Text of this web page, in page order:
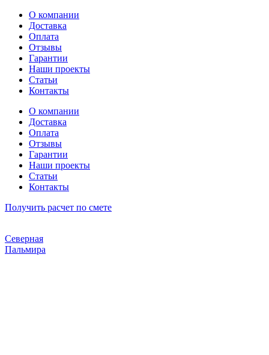
Перейти
содержимому
О компании
Доставка
Оплата
Отзывы
Гарантии
Наши проекты
Статьи
Контакты
О компании
Доставка
Оплата
Отзывы
Гарантии
Наши проекты
Статьи
Контакты
Получить расчет по смете
Северная
Пальмира